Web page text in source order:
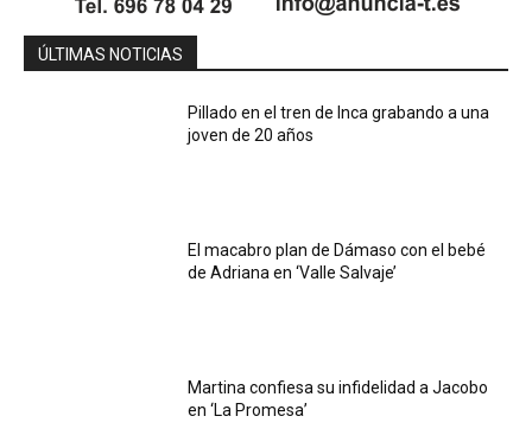
ÚLTIMAS NOTICIAS
Pillado en el tren de Inca grabando a una
joven de 20 años
El macabro plan de Dámaso con el bebé
de Adriana en ‘Valle Salvaje’
Martina confiesa su infidelidad a Jacobo
en ‘La Promesa’